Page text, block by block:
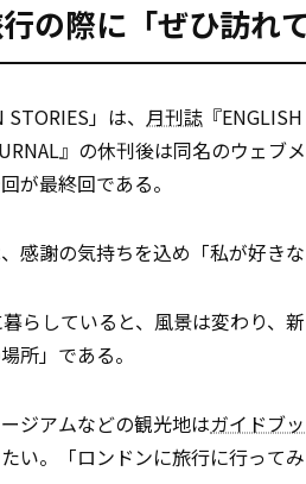
の際に「ぜひ訪れ
」は、 月刊誌 『
』の休刊後は同名のウェブ
が最終回である。
感謝の気持ちを込め「私が好き
らしていると、風景は変わり、
所」である。
ジアムなどの観光地はガイドブ
い。「ロンドンに旅行に行って